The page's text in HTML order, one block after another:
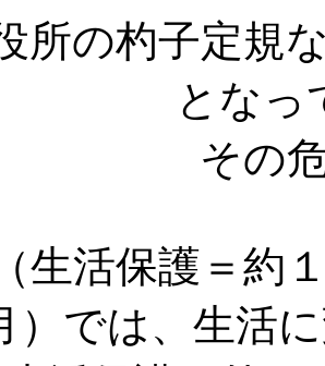
所の杓子定規
となっ
その
生活保護＝約
）では、生活